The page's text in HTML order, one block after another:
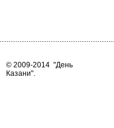
© 2009-2014 "День
Казани".